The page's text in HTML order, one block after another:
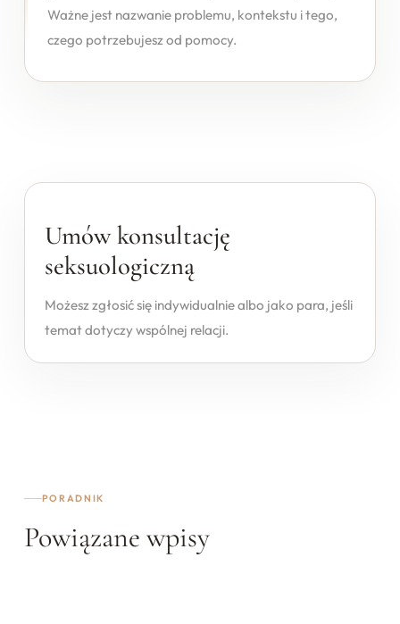
Ważne jest nazwanie problemu, kontekstu i tego,
czego potrzebujesz od pomocy.
Umów konsultację
seksuologiczną
Możesz zgłosić się indywidualnie albo jako para, jeśli
temat dotyczy wspólnej relacji.
PORADNIK
Powiązane wpisy